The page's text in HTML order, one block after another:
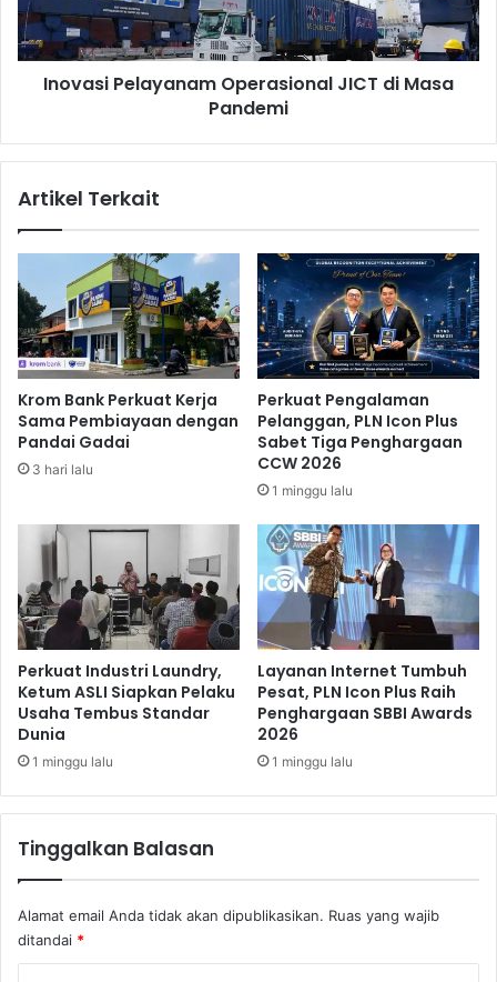
r
d
a
k
o
-
1
9
,
P
e
m
e
r
n
h
A
l
o
k
a
s
i
R
,
9
6
i
P
e
a
e
r
a
s
o
n
l
I
d
i
M
a
s
a
P
a
m
i
Inovasi Pelayanam Operasional JICT di Masa
Pandemi
Artikel Terkait
Krom Bank Perkuat Kerja
Sama Pembiayaan dengan
Pandai Gadai
3 hari lalu
Perkuat Pengalaman
Pelanggan, PLN Icon Plus
Sabet Tiga Penghargaan
CCW 2026
1 minggu lalu
Perkuat Industri Laundry,
Ketum ASLI Siapkan Pelaku
Usaha Tembus Standar
Dunia
1 minggu lalu
Layanan Internet Tumbuh
Pesat, PLN Icon Plus Raih
Penghargaan SBBI Awards
2026
1 minggu lalu
Tinggalkan Balasan
Alamat email Anda tidak akan dipublikasikan. Ruas yang wajib
ditandai *